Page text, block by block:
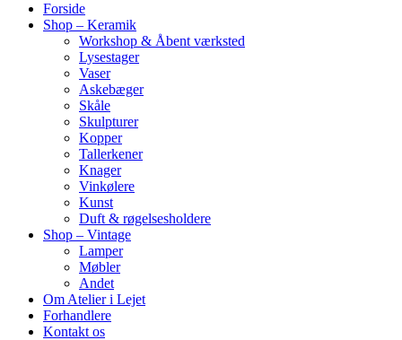
Forside
Shop – Keramik
Workshop & Åbent værksted
Lysestager
Vaser
Askebæger
Skåle
Skulpturer
Kopper
Tallerkener
Knager
Vinkølere
Kunst
Duft & røgelsesholdere
Shop – Vintage
Lamper
Møbler
Andet
Om Atelier i Lejet
Forhandlere
Kontakt os